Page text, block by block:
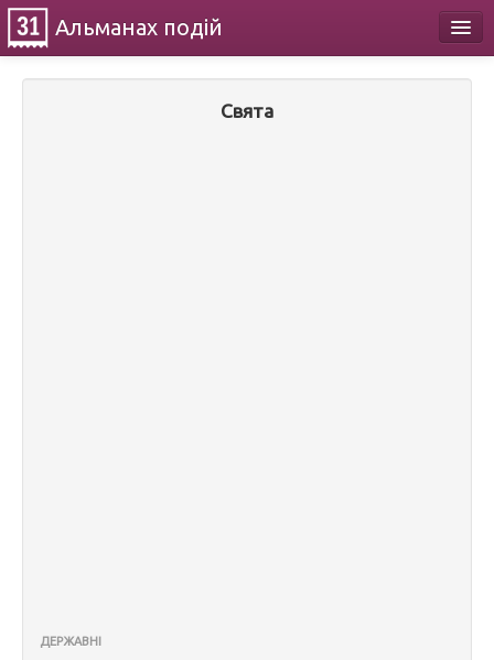
Альманах подій
Свята
ДЕРЖАВНІ